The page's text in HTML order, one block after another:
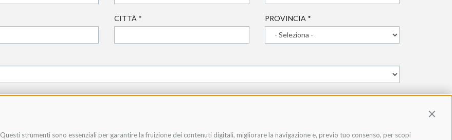
strumenti sono essenziali per garantire la fruizione dei contenuti digitali, migliorare la navigazione e, previo tuo consenso, per scopi
CITTÀ * PROVINCIA *